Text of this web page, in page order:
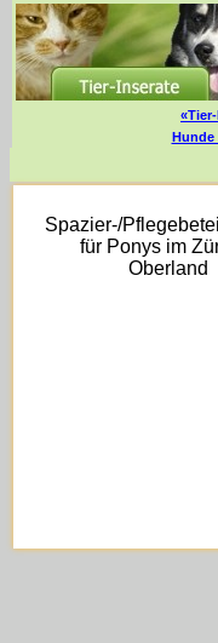
Hunde
Spazier-/
für Ponys im
Oberland